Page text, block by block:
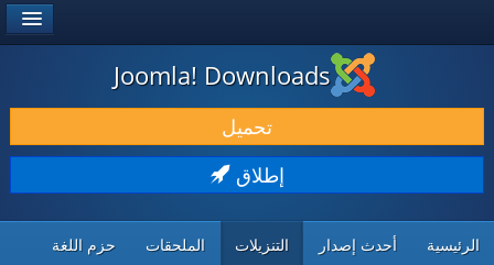
حمل & ومدد
اكتشف & تعلم
Joomla! Downloads
تحميل
إطلاق
الرئيسية أحدث إصدار التنزيلات الملحقات حزم اللغة